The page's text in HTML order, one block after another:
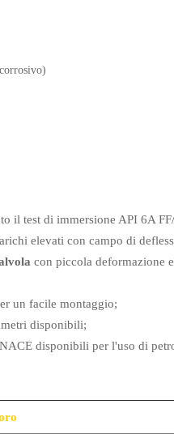
il test di immersione API 6A
elevati con campo di
con piccola deformazione
un facile montaggio;
disponibili;
disponibili per l'uso di